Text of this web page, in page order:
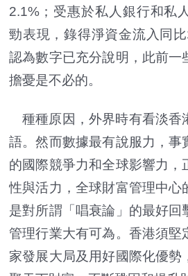
2.1%；受惠於私人銀行和私
勁表現，錄得淨資金流入同
認為數字已充分說明，此前一
擔憂是不必的。
種種原因，外界時有看淡香
語。然而數據最有說服力，事
的國際競爭力和全球影響力，
性與活力，全球財富管理中心
是對所謂「唱衰論」的最好回
管理行業大有可為。香港須堅
家發展大局及用好國際化優勢